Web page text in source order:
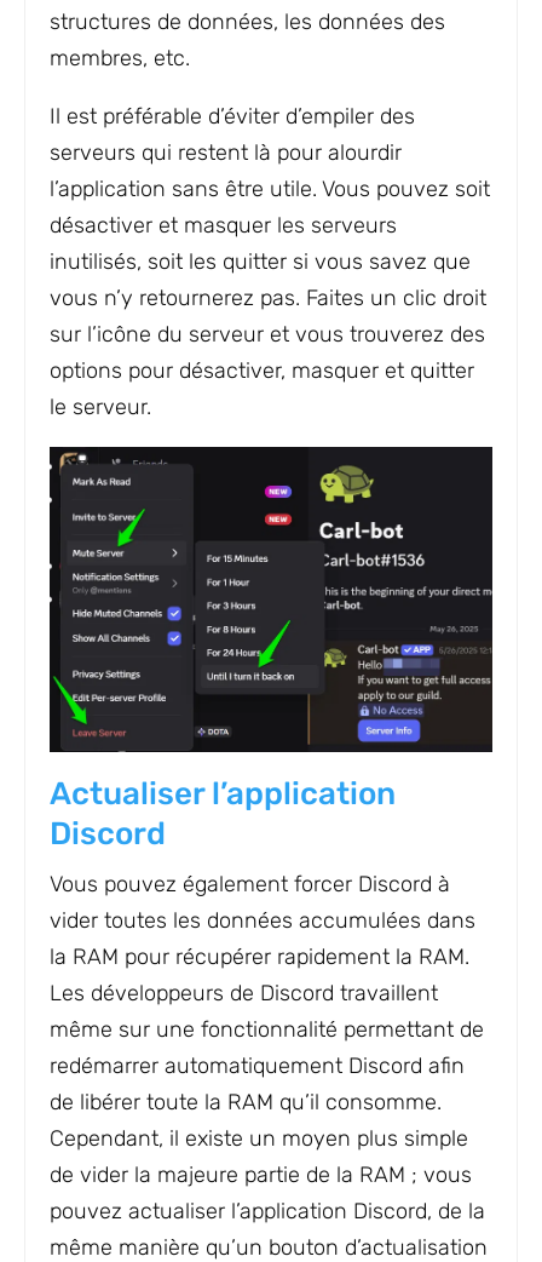
structures de données, les données des
membres, etc.
Il est préférable d’éviter d’empiler des
serveurs qui restent là pour alourdir
l’application sans être utile. Vous pouvez soit
désactiver et masquer les serveurs
inutilisés, soit les quitter si vous savez que
vous n’y retournerez pas. Faites un clic droit
sur l’icône du serveur et vous trouverez des
options pour désactiver, masquer et quitter
le serveur.
Actualiser l’application
Discord
Vous pouvez également forcer Discord à
vider toutes les données accumulées dans
la RAM pour récupérer rapidement la RAM.
Les développeurs de Discord travaillent
même sur une fonctionnalité permettant de
redémarrer automatiquement Discord afin
de libérer toute la RAM qu’il consomme.
Cependant, il existe un moyen plus simple
de vider la majeure partie de la RAM ; vous
pouvez actualiser l’application Discord, de la
même manière qu’un bouton d’actualisation